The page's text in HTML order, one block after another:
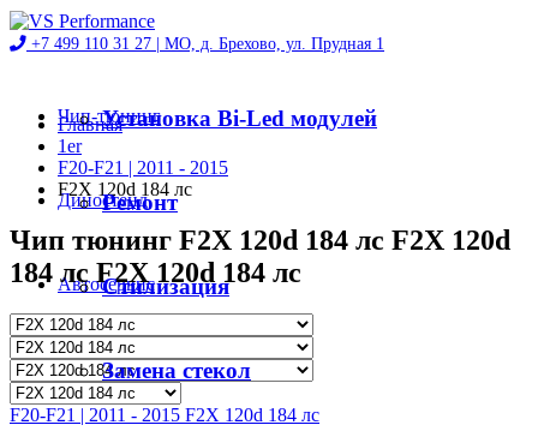
+7 499 110 31 27 | МО, д. Брехово, ул. Прудная 1
Чип-тюнинг
Диностенд
Автосервис
Магазин
Установка Bi-Led модулей
Ремонт
Стилизация
Замена стекол
Главная
1er
F20-F21 | 2011 - 2015
F2X 120d 184 лс
Чип тюнинг F2X 120d 184 лс F2X 120d
184 лс F2X 120d 184 лс
F20-F21 | 2011 - 2015 F2X 120d 184 лс